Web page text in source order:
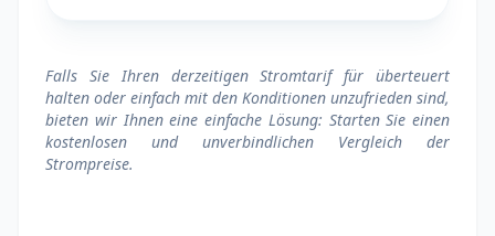
Falls Sie Ihren derzeitigen Stromtarif für überteuert
halten oder einfach mit den Konditionen unzufrieden sind,
bieten wir Ihnen eine einfache Lösung: Starten Sie einen
kostenlosen und unverbindlichen Vergleich der
Strompreise.